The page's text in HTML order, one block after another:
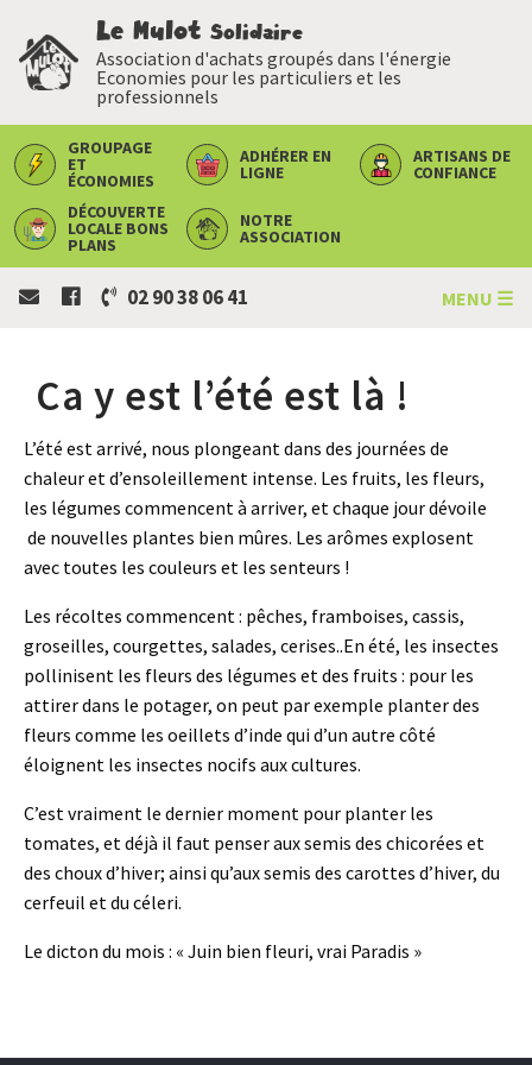
Le Mulot Solidaire
Association d'achats groupés dans l'énergie
Economies pour les particuliers et les
professionnels
GROUPAGE
ET
ÉCONOMIES
ADHÉRER EN
LIGNE
ARTISANS DE
CONFIANCE
DÉCOUVERTE
LOCALE BONS
PLANS
NOTRE
ASSOCIATION
02 90 38 06 41 MENU ☰
Ca y est l’été est là !
L’été est arrivé, nous plongeant dans des journées de
chaleur et d’ensoleillement intense. Les fruits, les fleurs,
les légumes commencent à arriver, et chaque jour dévoile
de nouvelles plantes bien mûres. Les arômes explosent
avec toutes les couleurs et les senteurs !
Les récoltes commencent : pêches, framboises, cassis,
groseilles, courgettes, salades, cerises..En été, les insectes
pollinisent les fleurs des légumes et des fruits : pour les
attirer dans le potager, on peut par exemple planter des
fleurs comme les oeillets d’inde qui d’un autre côté
éloignent les insectes nocifs aux cultures.
C’est vraiment le dernier moment pour planter les
tomates, et déjà il faut penser aux semis des chicorées et
des choux d’hiver; ainsi qu’aux semis des carottes d’hiver, du
cerfeuil et du céleri.
Le dicton du mois : « Juin bien fleuri, vrai Paradis »